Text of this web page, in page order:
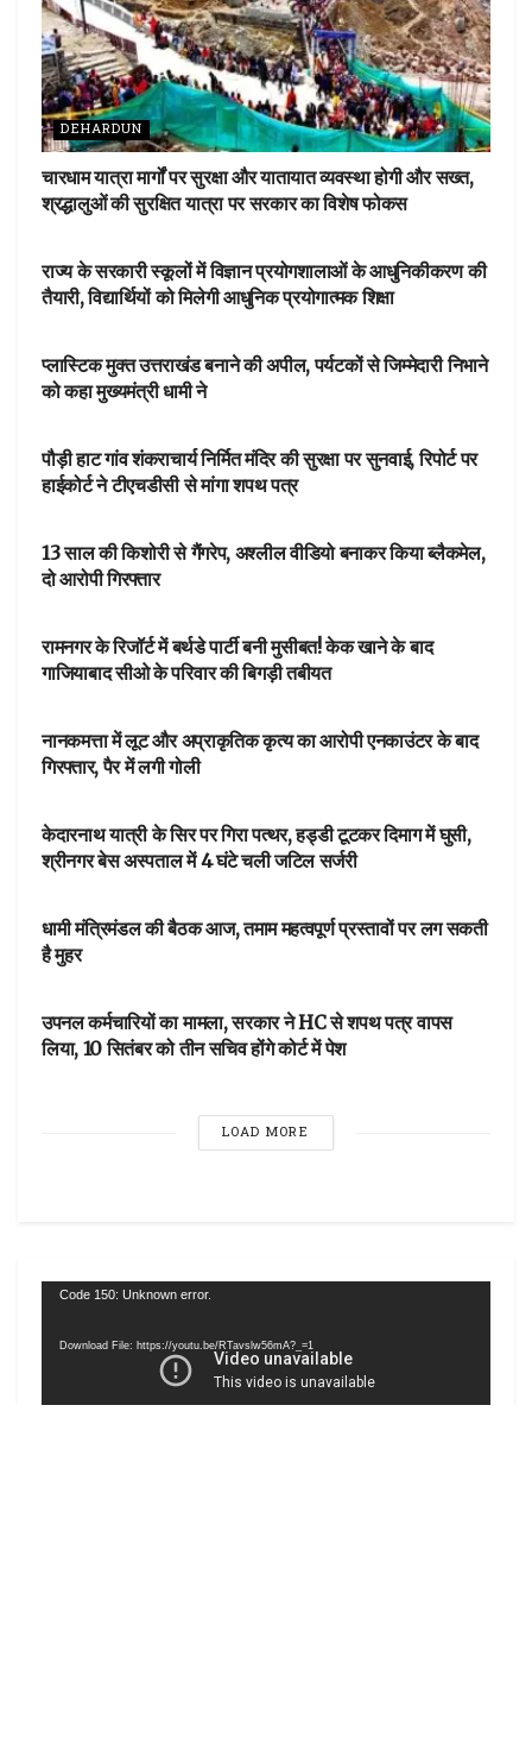
DEHARDUN
चारधाम यात्रा मार्गों पर सुरक्षा और यातायात व्यवस्था होगी और सख्त,
श्रद्धालुओं की सुरक्षित यात्रा पर सरकार का विशेष फोकस
राज्य के सरकारी स्कूलों में विज्ञान प्रयोगशालाओं के आधुनिकीकरण की
तैयारी, विद्यार्थियों को मिलेगी आधुनिक प्रयोगात्मक शिक्षा
प्लास्टिक मुक्त उत्तराखंड बनाने की अपील, पर्यटकों से जिम्मेदारी निभाने
को कहा मुख्यमंत्री धामी ने
पौड़ी हाट गांव शंकराचार्य निर्मित मंदिर की सुरक्षा पर सुनवाई, रिपोर्ट पर
हाईकोर्ट ने टीएचडीसी से मांगा शपथ पत्र
13 साल की किशोरी से गैंगरेप, अश्लील वीडियो बनाकर किया ब्लैकमेल,
दो आरोपी गिरफ्तार
रामनगर के रिजॉर्ट में बर्थडे पार्टी बनी मुसीबत! केक खाने के बाद
गाजियाबाद सीओ के परिवार की बिगड़ी तबीयत
नानकमत्ता में लूट और अप्राकृतिक कृत्य का आरोपी एनकाउंटर के बाद
गिरफ्तार, पैर में लगी गोली
केदारनाथ यात्री के सिर पर गिरा पत्थर, हड्डी टूटकर दिमाग में घुसी,
श्रीनगर बेस अस्पताल में 4 घंटे चली जटिल सर्जरी
धामी मंत्रिमंडल की बैठक आज, तमाम महत्वपूर्ण प्रस्तावों पर लग सकती
है मुहर
उपनल कर्मचारियों का मामला, सरकार ने HC से शपथ पत्र वापस
लिया, 10 सितंबर को तीन सचिव होंगे कोर्ट में पेश
LOAD MORE
Video
Code 150: Unknown error.
Download File: https://youtu.be/RTavslw56mA?_=1